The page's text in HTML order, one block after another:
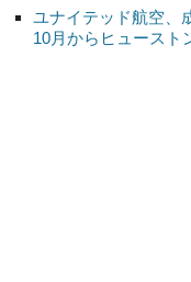
ユナイテッド航空、
10月からヒュースト